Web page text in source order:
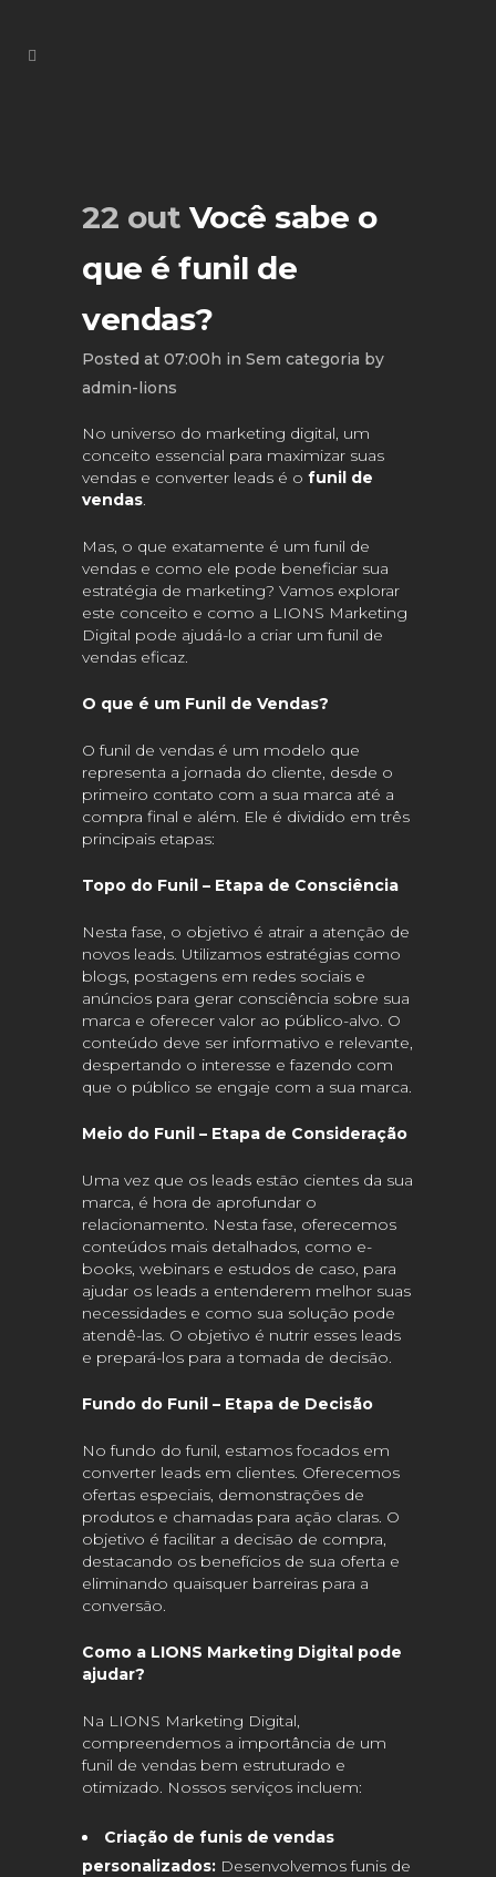
22 out Você sabe o
que é funil de
vendas?
Posted at 07:00h in Sem categoria by
admin-lions
No universo do marketing digital, um
conceito essencial para maximizar suas
vendas e converter leads é o funil de
vendas.
Mas, o que exatamente é um funil de
vendas e como ele pode beneficiar sua
estratégia de marketing? Vamos explorar
este conceito e como a LIONS Marketing
Digital pode ajudá-lo a criar um funil de
vendas eficaz.
O que é um Funil de Vendas?
O funil de vendas é um modelo que
representa a jornada do cliente, desde o
primeiro contato com a sua marca até a
compra final e além. Ele é dividido em três
principais etapas:
Topo do Funil – Etapa de Consciência
Nesta fase, o objetivo é atrair a atenção de
novos leads. Utilizamos estratégias como
blogs, postagens em redes sociais e
anúncios para gerar consciência sobre sua
marca e oferecer valor ao público-alvo. O
conteúdo deve ser informativo e relevante,
despertando o interesse e fazendo com
que o público se engaje com a sua marca.
Meio do Funil – Etapa de Consideração
Uma vez que os leads estão cientes da sua
marca, é hora de aprofundar o
relacionamento. Nesta fase, oferecemos
conteúdos mais detalhados, como e-
books, webinars e estudos de caso, para
ajudar os leads a entenderem melhor suas
necessidades e como sua solução pode
atendê-las. O objetivo é nutrir esses leads
e prepará-los para a tomada de decisão.
Fundo do Funil – Etapa de Decisão
No fundo do funil, estamos focados em
converter leads em clientes. Oferecemos
ofertas especiais, demonstrações de
produtos e chamadas para ação claras. O
objetivo é facilitar a decisão de compra,
destacando os benefícios de sua oferta e
eliminando quaisquer barreiras para a
conversão.
Como a LIONS Marketing Digital pode
ajudar?
Na LIONS Marketing Digital,
compreendemos a importância de um
funil de vendas bem estruturado e
otimizado. Nossos serviços incluem:
Criação de funis de vendas
personalizados: Desenvolvemos funis de